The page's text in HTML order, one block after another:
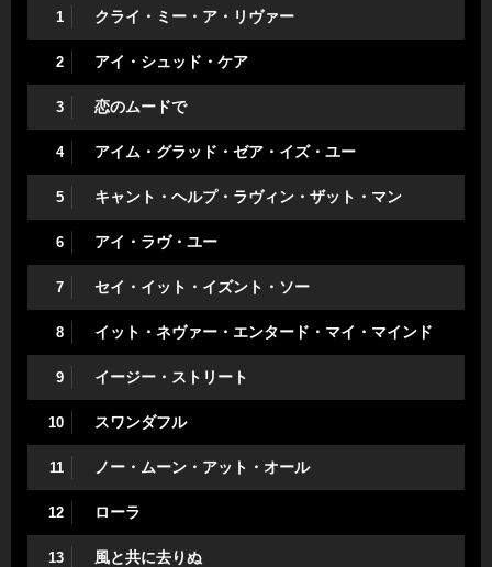
1 クライ・ミー・ア・リヴァー
2 アイ・シュッド・ケア
3 恋のムードで
4 アイム・グラッド・ゼア・イズ・ユー
5 キャント・ヘルプ・ラヴィン・ザット・マン
6 アイ・ラヴ・ユー
7 セイ・イット・イズント・ソー
8 イット・ネヴァー・エンタード・マイ・マインド
9 イージー・ストリート
10 スワンダフル
11 ノー・ムーン・アット・オール
12 ローラ
13 風と共に去りぬ